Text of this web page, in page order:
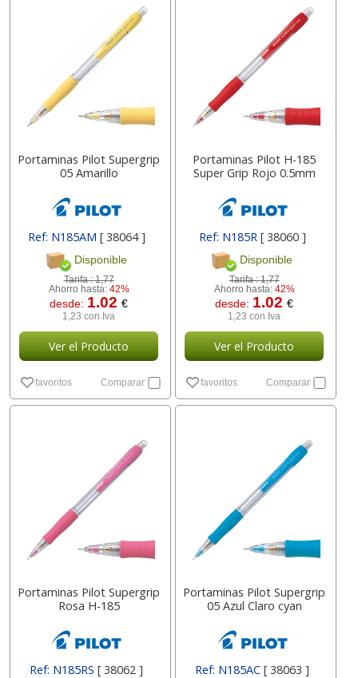
Portaminas Pilot Supergrip
05 Amarillo
Ref: N185AM [ 38064 ]
Disponible
Tarifa :1,77
Ahorro hasta: 42%
desde: 1.02€
1,23 con Iva
Ver el Producto
favoritos Comparar
Portaminas Pilot H-185
Super Grip Rojo 0.5mm
Ref: N185R [ 38060 ]
Disponible
Tarifa :1,77
Ahorro hasta: 42%
desde: 1.02€
1,23 con Iva
Ver el Producto
favoritos Comparar
Portaminas Pilot Supergrip
Rosa H-185
Ref: N185RS[ 38062 ]
Portaminas Pilot Supergrip
05 Azul Claro cyan
Ref: N185AC [ 38063 ]